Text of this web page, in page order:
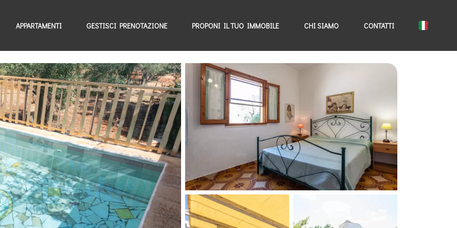
APPARTAMENTI GESTISCI PRENOTAZIONE PROPONI IL TUO IMMOBILE CHI SIAMO CONTATTI